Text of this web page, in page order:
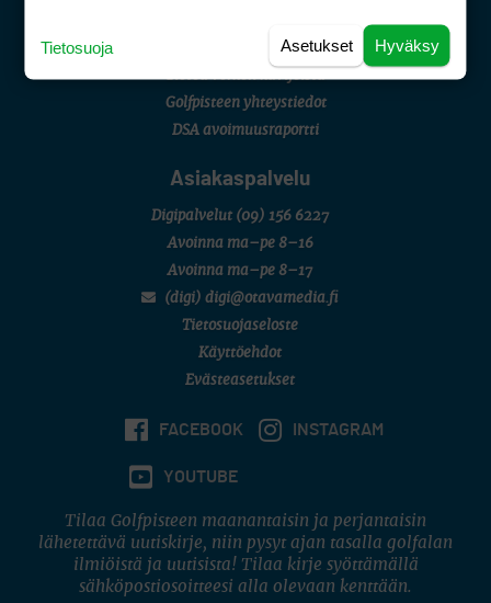
Mediahinnasto
Golfpisteen yhteystiedot
DSA avoimuusraportti
Asiakaspalvelu
Digipalvelut (09) 156 6227
Avoinna ma–pe 8–16
Avoinna ma–pe 8–17
(digi) digi@otavamedia.fi
Tietosuojaseloste
Käyttöehdot
Evästeasetukset
FACEBOOK INSTAGRAM
YOUTUBE
Tilaa Golfpisteen maanantaisin ja perjantaisin
lähetettävä uutiskirje, niin pysyt ajan tasalla golfalan
ilmiöistä ja uutisista! Tilaa kirje syöttämällä
sähköpostiosoitteesi alla olevaan kenttään.
Hyväksy
Asetukset
Tietosuoja